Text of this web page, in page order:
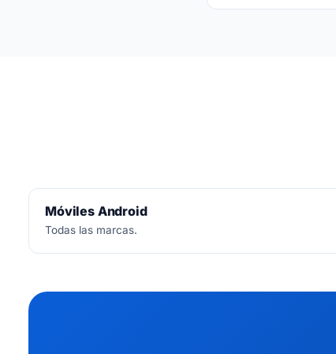
Móviles Android
Todas las marcas.